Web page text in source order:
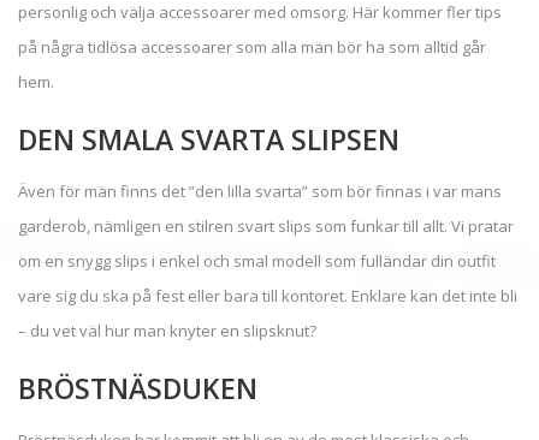
personlig och välja accessoarer med omsorg. Här kommer fler tips
på några tidlösa accessoarer som alla män bör ha som alltid går
hem.
DEN SMALA SVARTA SLIPSEN
Även för män finns det ”den lilla svarta” som bör finnas i var mans
garderob, nämligen en stilren svart slips som funkar till allt. Vi pratar
om en snygg slips i enkel och smal modell som fulländar din outfit
vare sig du ska på fest eller bara till kontoret. Enklare kan det inte bli
– du vet väl hur man knyter en slipsknut?
BRÖSTNÄSDUKEN